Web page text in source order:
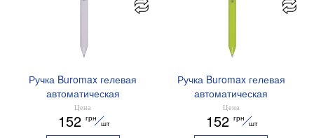
Ручка Buromax гелевая
автоматическая
PRESTIGE SILVER 0,5 мм
синие чернила BM.83102
Цена
152 грн
шт
Ручка Buromax гелевая
автоматическая
PRESTIGE GOLD 0,5 мм
синие чернила BM.83101
Цена
152 грн
шт